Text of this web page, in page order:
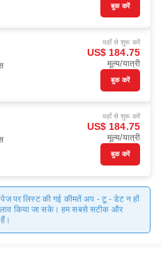
बुक करें
यहाँ से शुरू करें
US$ 184.75
मूल्य/यात्री
बुक करें
यहाँ से शुरू करें
US$ 184.75
मूल्य/यात्री
बुक करें
पर लिस्ट की गई कीमतें अप - टू - डेट न हों
किया जा सके। हम सबसे सटीक और